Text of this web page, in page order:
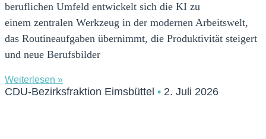
beruflichen Umfeld entwickelt sich die KI zu
einem zentralen Werkzeug in der modernen Arbeitswelt,
das Routineaufgaben übernimmt, die Produktivität steigert
und neue Berufsbilder
Weiterlesen »
CDU-Bezirksfraktion Eimsbüttel 2. Juli 2026